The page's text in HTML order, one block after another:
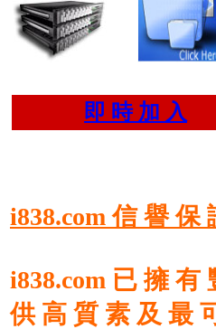
即 時 加 入
i838.com 信 譽 保
i838.com 已 擁 有
供 高 質 素 及 最